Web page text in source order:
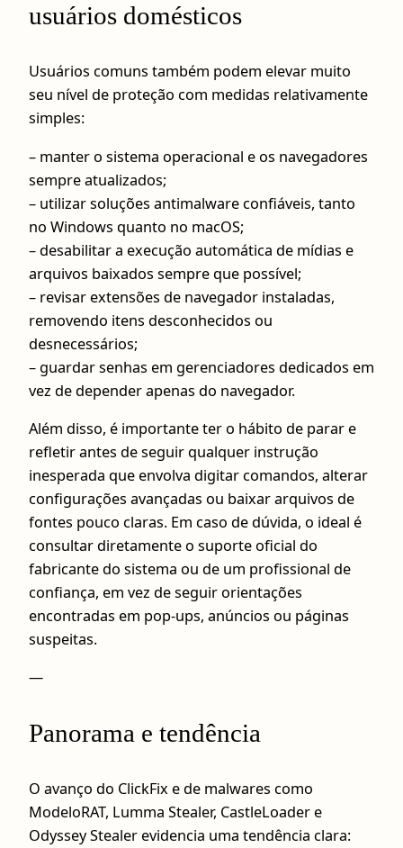
usuários domésticos
Usuários comuns também podem elevar muito
seu nível de proteção com medidas relativamente
simples:
– manter o sistema operacional e os navegadores
sempre atualizados;
– utilizar soluções antimalware confiáveis, tanto
no Windows quanto no macOS;
– desabilitar a execução automática de mídias e
arquivos baixados sempre que possível;
– revisar extensões de navegador instaladas,
removendo itens desconhecidos ou
desnecessários;
– guardar senhas em gerenciadores dedicados em
vez de depender apenas do navegador.
Além disso, é importante ter o hábito de parar e
refletir antes de seguir qualquer instrução
inesperada que envolva digitar comandos, alterar
configurações avançadas ou baixar arquivos de
fontes pouco claras. Em caso de dúvida, o ideal é
consultar diretamente o suporte oficial do
fabricante do sistema ou de um profissional de
confiança, em vez de seguir orientações
encontradas em pop-ups, anúncios ou páginas
suspeitas.
—
Panorama e tendência
O avanço do ClickFix e de malwares como
ModeloRAT, Lumma Stealer, CastleLoader e
Odyssey Stealer evidencia uma tendência clara: